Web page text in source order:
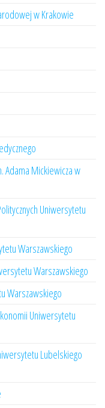
w Krakowie
Adama Mickiewicza w
Uniwersytetu
Warszawskiego
Warszawskiego
Warszawskiego
Uniwersytetu
Lubelskiego